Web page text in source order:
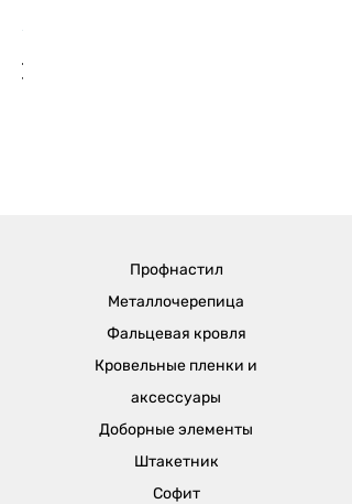
Профнастил
Металлочерепица
Фальцевая кровля
Кровельные пленки и
аксессуары
Доборные элементы
Штакетник
Софит